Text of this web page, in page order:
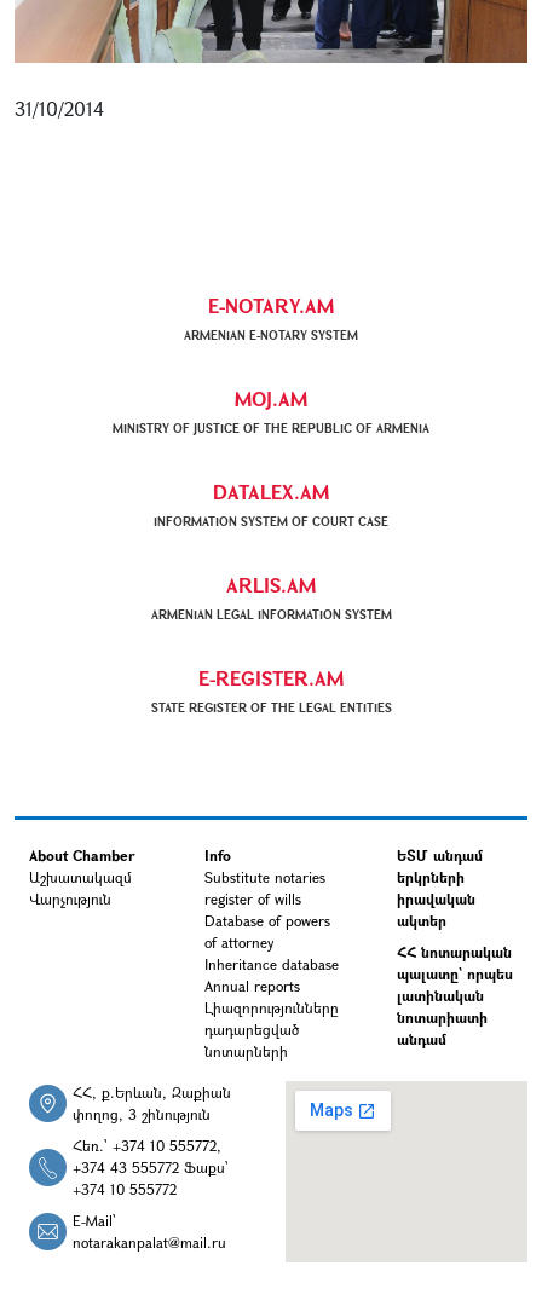
31/10/2014
E-NOTARY.AM
ARMENIAN Е-NOTARY SYSTEM
MOJ.AM
MINISTRY OF JUSTICE OF THE REPUBLIC OF ARMENIA
DATALEX.AM
INFORMATION SYSTEM OF COURT CASE
ARLIS.AM
ARMENIAN LEGAL INFORMATION SYSTEM
E-REGISTER.AM
STATE REGISTER OF THE LEGAL ENTITIES
About Chamber
Աշխատակազմ
Վարչություն
Info
Substitute notaries
register of wills
Database of powers
of attorney
Inheritance database
Annual reports
Լիազորությունները
դադարեցված
նոտարների
ԵՏՄ անդամ
երկրների
իրավական
ակտեր
ՀՀ նոտարական
պալատը` որպես
լատինական
նոտարիատի
անդամ
ՀՀ, ք.Երևան, Զաքիան
փողոց, 3 շինություն
Հեռ.՝ +374 10 555772,
+374 43 555772 Ֆաքս՝
+374 10 555772
E-Mail՝
notarakanpalat@mail.ru